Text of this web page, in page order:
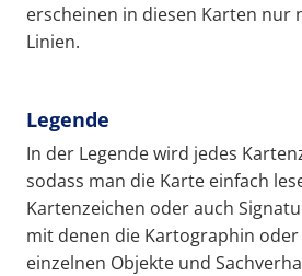
erscheinen in diesen Karten nur
Linien.
Legende
In der Legende wird jedes
sodass man die Karte einfach
Kartenzeichen oder auch
mit denen die Kartographin
einzelnen Objekte und